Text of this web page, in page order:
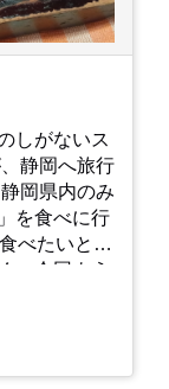
しがないス
岡県内のみ
を食べに行
べたいと思
、今回よう
10時頃にも
時過ぎ頃で
こまでと